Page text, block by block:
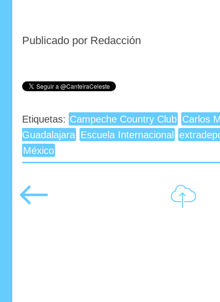
Publicado por Redacción
Etiquetas: Campeche Country Club Carlos
Guadalajara Escuela Internacional
México